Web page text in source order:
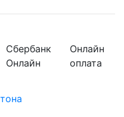
Сбербанк
Онлайн
Онлайн
оплата